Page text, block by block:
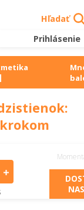
Hľadať
Prihlásenie